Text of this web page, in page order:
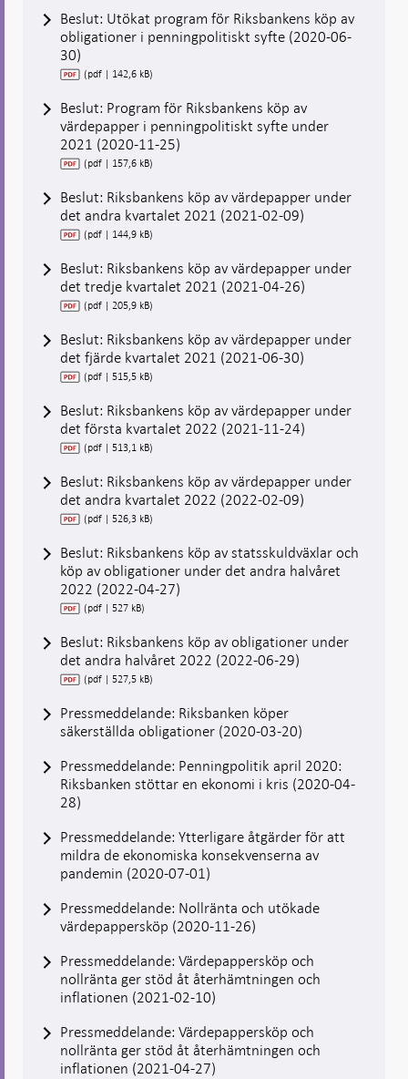
Beslut: Utökat program för Riksbankens köp av
obligationer i penningpolitiskt syfte (2020-06-
30)
(pdf | 142,6 kB)
Beslut: Program för Riksbankens köp av
värdepapper i penningpolitiskt syfte under
2021 (2020-11-25)
(pdf | 157,6 kB)
Beslut: Riksbankens köp av värdepapper under
det andra kvartalet 2021 (2021-02-09)
(pdf | 144,9 kB)
Beslut: Riksbankens köp av värdepapper under
det tredje kvartalet 2021 (2021-04-26)
(pdf | 205,9 kB)
Beslut: Riksbankens köp av värdepapper under
det fjärde kvartalet 2021 (2021-06-30)
(pdf | 515,5 kB)
Beslut: Riksbankens köp av värdepapper under
det första kvartalet 2022 (2021-11-24)
(pdf | 513,1 kB)
Beslut: Riksbankens köp av värdepapper under
det andra kvartalet 2022 (2022-02-09)
(pdf | 526,3 kB)
Beslut: Riksbankens köp av statsskuldväxlar och
köp av obligationer under det andra halvåret
2022 (2022-04-27)
(pdf | 527 kB)
Beslut: Riksbankens köp av obligationer under
det andra halvåret 2022 (2022-06-29)
(pdf | 527,5 kB)
Pressmeddelande: Riksbanken köper
säkerställda obligationer (2020-03-20)
Pressmeddelande: Penningpolitik april 2020:
Riksbanken stöttar en ekonomi i kris (2020-04-
28)
Pressmeddelande: Ytterligare åtgärder för att
mildra de ekonomiska konsekvenserna av
pandemin (2020-07-01)
Pressmeddelande: Nollränta och utökade
värdepappersköp (2020-11-26)
Pressmeddelande: Värdepappersköp och
nollränta ger stöd åt återhämtningen och
inflationen (2021-02-10)
Pressmeddelande: Värdepappersköp och
nollränta ger stöd åt återhämtningen och
inflationen (2021-04-27)